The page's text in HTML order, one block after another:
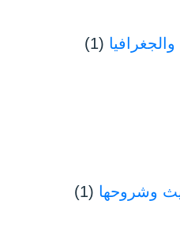
(1)
وشروحها (1)